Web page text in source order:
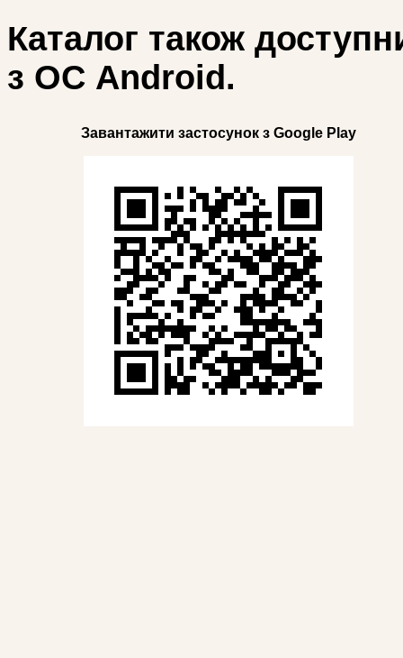
Каталог також
з ОС Android.
Завантажити застосунок з Google Play